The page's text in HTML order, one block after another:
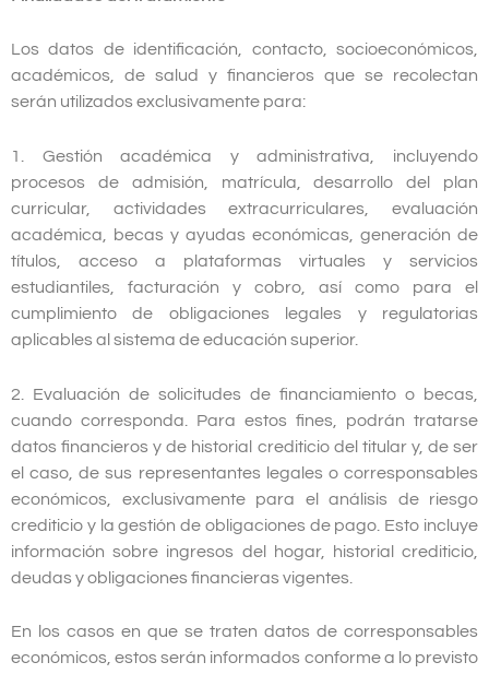
Los datos de identificación, contacto, socioeconómicos,
académicos, de salud y financieros que se recolectan
serán utilizados exclusivamente para:
1. Gestión académica y administrativa, incluyendo
procesos de admisión, matrícula, desarrollo del plan
curricular, actividades extracurriculares, evaluación
académica, becas y ayudas económicas, generación de
títulos, acceso a plataformas virtuales y servicios
estudiantiles, facturación y cobro, así como para el
cumplimiento de obligaciones legales y regulatorias
aplicables al sistema de educación superior.
2. Evaluación de solicitudes de financiamiento o becas,
cuando corresponda. Para estos fines, podrán tratarse
datos financieros y de historial crediticio del titular y, de ser
el caso, de sus representantes legales o corresponsables
económicos, exclusivamente para el análisis de riesgo
crediticio y la gestión de obligaciones de pago. Esto incluye
información sobre ingresos del hogar, historial crediticio,
deudas y obligaciones financieras vigentes.
En los casos en que se traten datos de corresponsables
económicos, estos serán informados conforme a lo previsto